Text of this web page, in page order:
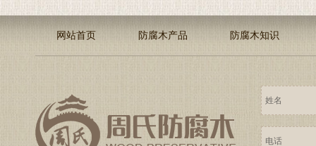
网站首页 防腐木产品 防腐木知识